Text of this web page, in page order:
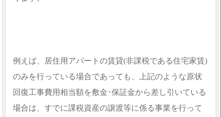
例えば、居住用アパートの賃貸(非課税である住宅家賃)
のみを行っている場合であっても、上記のような原状
回復工事費用相当額を敷金･保証金から差し引いている
場合は、すでに課税資産の譲渡等に係る事業を行って